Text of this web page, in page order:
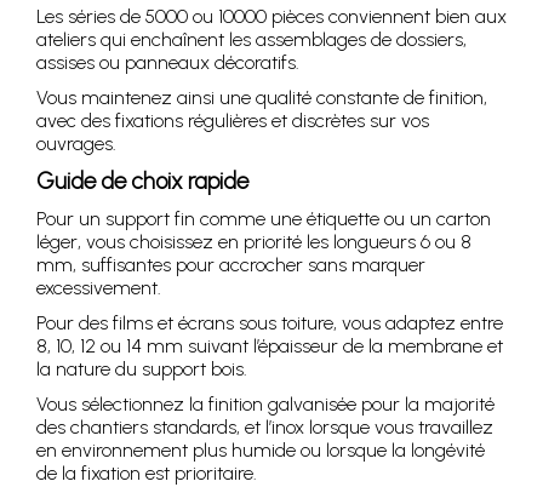
Les séries de 5000 ou 10000 pièces conviennent bien aux
ateliers qui enchaînent les assemblages de dossiers,
assises ou panneaux décoratifs.
Vous maintenez ainsi une qualité constante de finition,
avec des fixations régulières et discrètes sur vos
ouvrages.
Guide de choix rapide
Pour un support fin comme une étiquette ou un carton
léger, vous choisissez en priorité les longueurs 6 ou 8
mm, suffisantes pour accrocher sans marquer
excessivement.
Pour des films et écrans sous toiture, vous adaptez entre
8, 10, 12 ou 14 mm suivant l’épaisseur de la membrane et
la nature du support bois.
Vous sélectionnez la finition galvanisée pour la majorité
des chantiers standards, et l’inox lorsque vous travaillez
en environnement plus humide ou lorsque la longévité
de la fixation est prioritaire.